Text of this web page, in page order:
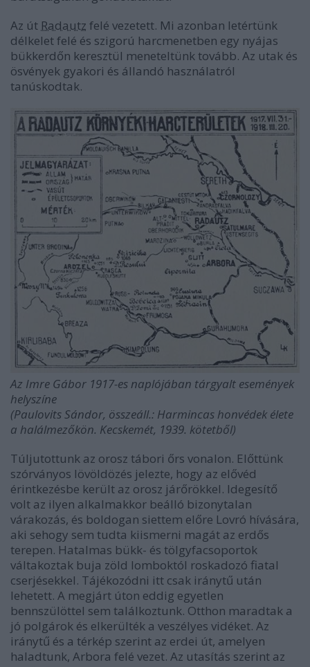
Az út Radautz felé vezetett. Mi azonban letértünk
délkelet felé és szigorú harcmenetben egy nyájas
bükkerdőn keresztül meneteltünk tovább. Az utak és
ösvények gyakori és állandó használatról
tanúskodtak.
Az Imre Gábor 1917-es naplójában tárgyalt események
helyszíne
(Paulovits Sándor, összeáll.: Harmincas honvédek élete
a halálmezőkön. Kecskemét, 1939. kötetből)
Túljutottunk az orosz tábori őrs vonalon. Előttünk
szórványos lövöldözés jelezte, hogy az elővéd
érintkezésbe került az orosz járőrökkel. Idegesítő
volt az ilyen alkalmakkor beálló bizonytalan
várakozás, és boldogan siettem előre Lovró hívására,
aki sehogy sem tudta kiismerni magát az erdős
terepen. Hatalmas bükk- és tölgyfacsoportok
váltakoztak buja zöld lomboktól roskadozó fiatal
cserjésekkel. Tájékozódni itt csak iránytű után
lehetett. A megjárt úton eddig egyetlen
bennszülöttel sem találkoztunk. Otthon maradtak a
jó polgárok és elkerülték a veszélyes vidéket. Az
iránytű és a térkép szerint az erdei út, amelyen
haladtunk, Arbora felé vezet. Az utasítás szerint az